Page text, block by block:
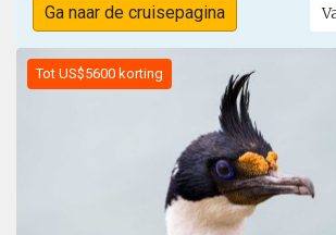
Ga naar de cruisepagina
Tot US$5600 korting